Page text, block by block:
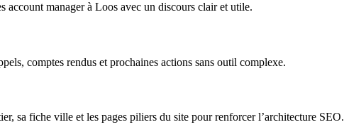
account manager à Loos avec un discours clair et utile.
comptes rendus et prochaines actions sans outil complexe.
sa fiche ville et les pages piliers du site pour renforcer l’architecture SEO.